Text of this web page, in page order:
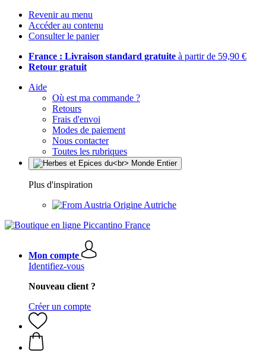
Revenir au menu
Accéder au contenu
Consulter le panier
France : Livraison standard gratuite à partir de 59,90 €
Retour gratuit
Aide
Où est ma commande ?
Retours
Frais d'envoi
Modes de paiement
Nous contacter
Toutes les rubriques
Plus d'inspiration
Origine Autriche
Mon compte
Identifiez-vous
Nouveau client ?
Créer un compte